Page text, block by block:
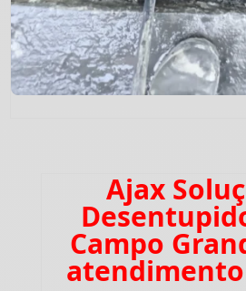
Ajax
Campo